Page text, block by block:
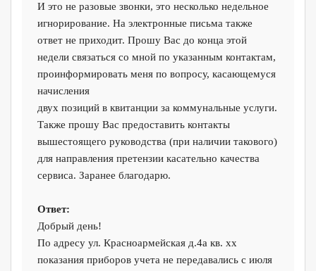
И это не разовые звонки, это несколько недельное
игнорирование. На электронные письма также
ответ не приходит. Прошу Вас до конца этой
недели связаться со мной по указанным контактам,
проинформировать меня по вопросу, касающемуся
начисления
двух позиций в квитанции за коммунальные услуги.
Также прошу Вас предоставить контакты
вышестоящего руководства (при наличии такового)
для направления претензии касательно качества
сервиса. Заранее благодарю.
Ответ:
Добрый день!
По адресу ул. Красноармейская д.4а кв. xx
показания приборов учета не передавались с июля